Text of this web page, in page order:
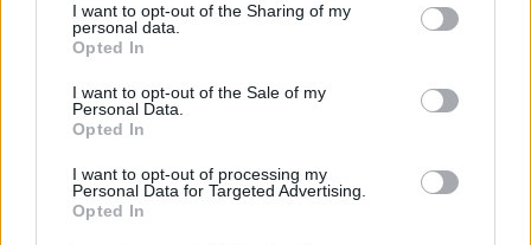
not limited to your visit or usage behaviour. You may click to
grant or deny consent to Google and its third-party tags to
use your data for below specified purposes in below Google
consent section.
I want to opt-out of the Sharing of my
personal data.
Opted In
I want to opt-out of the Sale of my
Personal Data.
Opted In
I want to opt-out of processing my
Personal Data for Targeted Advertising.
Opted In
Commonwealth: tutti i dettagli
Francesca Lombardi · 2 Ago 2026